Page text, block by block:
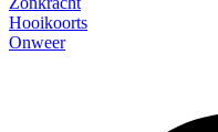
Hooikoorts
Onweer